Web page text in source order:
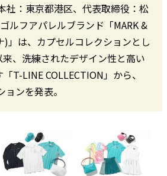
社：東京都港区、代表取締役：松
ルフアパレルブランド「MARK &
)」は、カプセルコレクションとし
、洗練されたデザイン性と高い
T-LINE COLLECTION」から、
ンを発表。